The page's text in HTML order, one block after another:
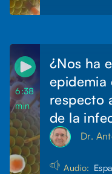
6:38
min
¿Nos ha
epidemia
respecto
de la
Dr.
Audio: